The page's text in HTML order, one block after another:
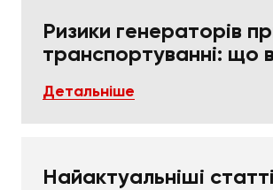
Ризики генераторів
транспортуванні: що
Детальніше
Найактуальніші